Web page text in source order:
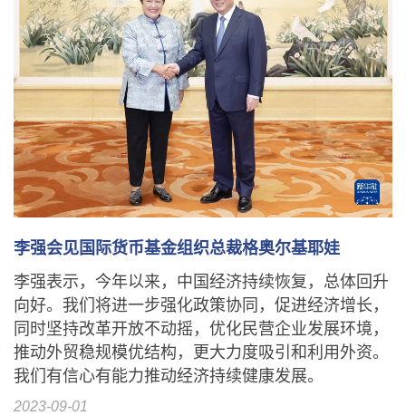
李强会见国际货币基金组织总裁格奥尔基耶娃
李强表示，今年以来，中国经济持续恢复，总体回升
向好。我们将进一步强化政策协同，促进经济增长，
同时坚持改革开放不动摇，优化民营企业发展环境，
推动外贸稳规模优结构，更大力度吸引和利用外资。
我们有信心有能力推动经济持续健康发展。
2023-09-01